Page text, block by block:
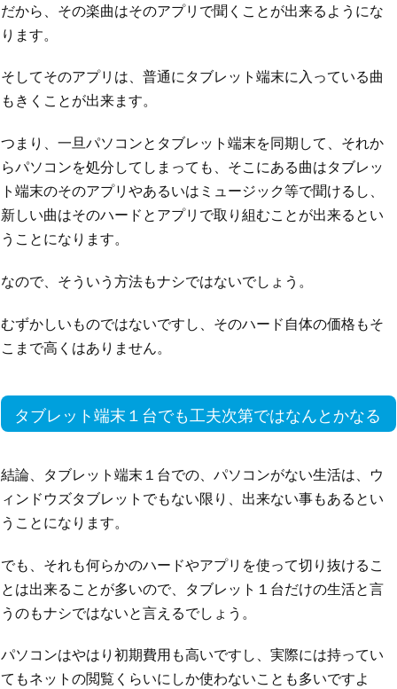
だから、その楽曲はそのアプリで聞くことが出来るようにな
ります。
そしてそのアプリは、普通にタブレット端末に入っている曲
もきくことが出来ます。
つまり、一旦パソコンとタブレット端末を同期して、それか
らパソコンを処分してしまっても、そこにある曲はタブレッ
ト端末のそのアプリやあるいはミュージック等で聞けるし、
新しい曲はそのハードとアプリで取り組むことが出来るとい
うことになります。
なので、そういう方法もナシではないでしょう。
むずかしいものではないですし、そのハード自体の価格もそ
こまで高くはありません。
タブレット端末１台でも工夫次第ではなんとかなる
結論、タブレット端末１台での、パソコンがない生活は、ウ
ィンドウズタブレットでもない限り、出来ない事もあるとい
うことになります。
でも、それも何らかのハードやアプリを使って切り抜けるこ
とは出来ることが多いので、タブレット１台だけの生活と言
うのもナシではないと言えるでしょう。
パソコンはやはり初期費用も高いですし、実際には持ってい
てもネットの閲覧くらいにしか使わないことも多いですよ